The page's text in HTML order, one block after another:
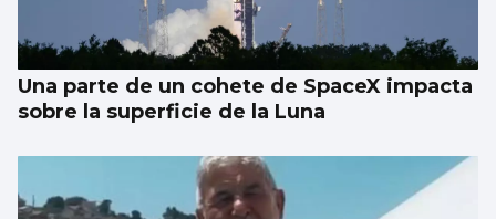
Una parte de un cohete de SpaceX impacta
sobre la superficie de la Luna